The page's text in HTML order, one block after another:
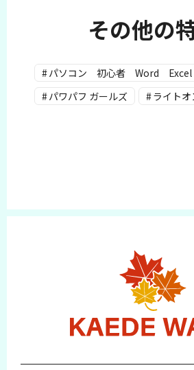
その他の
パソコン 初心者 Word
パワパフ ガールズ
ライトオ